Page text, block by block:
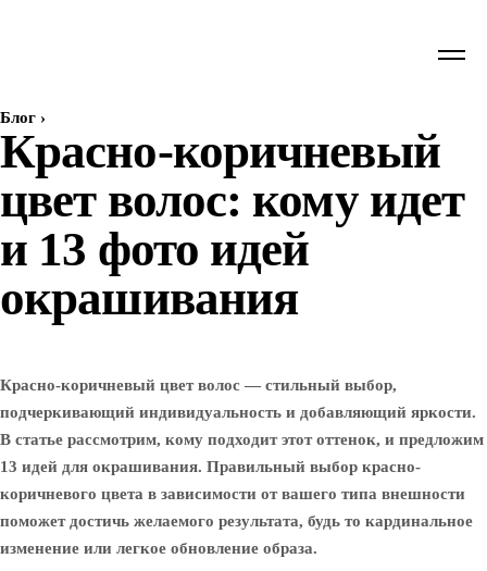
Блог ›
Красно-коричневый
цвет волос: кому идет
и 13 фото идей
окрашивания
Красно-коричневый цвет волос — стильный выбор,
подчеркивающий индивидуальность и добавляющий яркости.
В статье рассмотрим, кому подходит этот оттенок, и предложим
13 идей для окрашивания. Правильный выбор красно-
коричневого цвета в зависимости от вашего типа внешности
поможет достичь желаемого результата, будь то кардинальное
изменение или легкое обновление образа.